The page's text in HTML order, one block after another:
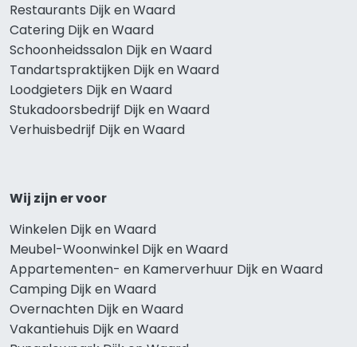
Restaurants Dijk en Waard
Catering Dijk en Waard
Schoonheidssalon Dijk en Waard
Tandartspraktijken Dijk en Waard
Loodgieters Dijk en Waard
Stukadoorsbedrijf Dijk en Waard
Verhuisbedrijf Dijk en Waard
Wij zijn er voor
Winkelen Dijk en Waard
Meubel-Woonwinkel Dijk en Waard
Appartementen- en Kamerverhuur Dijk en Waard
Camping Dijk en Waard
Overnachten Dijk en Waard
Vakantiehuis Dijk en Waard